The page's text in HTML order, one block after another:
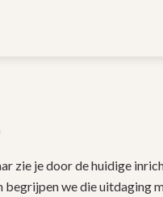
zie je door de huidige
we die uitdaging